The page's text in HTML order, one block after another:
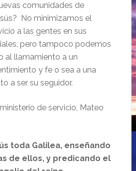
comunidades de
No minimizamos el
a las gentes en sus
pero tampoco podemos
al llamamiento a un
y fe o sea a una
a ser su seguidor.
de servicio, Mateo
toda Galilea, enseñando
de ellos, y predicando el